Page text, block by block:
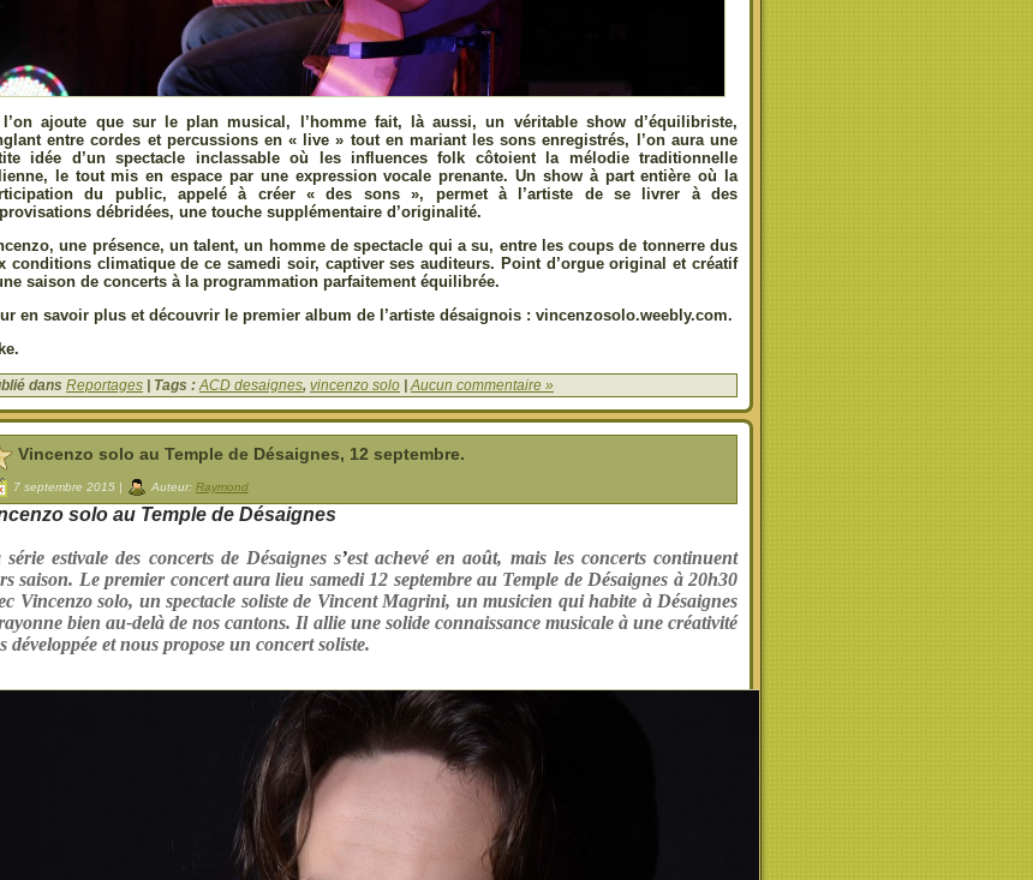
ajoute que sur le plan musical, l’homme fait, là aussi, un véritable show d’équilibriste,
entre cordes et percussions en « live » tout en mariant les sons enregistrés, l’on aura une
idée d’un spectacle inclassable où les influences folk côtoient la mélodie traditionnelle
le tout mis en espace par une expression vocale prenante. Un show à part entière où la
du public, appelé à créer « des sons », permet à l’artiste de se livrer à des
débridées, une touche supplémentaire d’originalité.
une présence, un talent, un homme de spectacle qui a su, entre les coups de tonnerre dus
conditions climatique de ce samedi soir, captiver ses auditeurs. Point d’orgue original et créatif
saison de concerts à la programmation parfaitement équilibrée.
en savoir plus et découvrir le premier album de l’artiste désaignois : vincenzosolo.weebly.com.
dans Reportages | Tags :ACD desaignes, vincenzo solo |Aucun commentaire »
Vincenzo solo au Temple de Désaignes, 12 septembre.
7 septembre 2015 | Auteur: Raymond
solo au Temple de Désaignes
série estivale des concerts de Désaignes s’est achevé en août, mais les concerts continuent
saison. Le premier concert aura lieu samedi 12 septembre au Temple de Désaignes à 20h30
Vincenzo solo, un spectacle soliste de Vincent Magrini, un musicien qui habite à Désaignes
bien au-delà de nos cantons. Il allie une solide connaissance musicale à une créativité
développée et nous propose un concert soliste.